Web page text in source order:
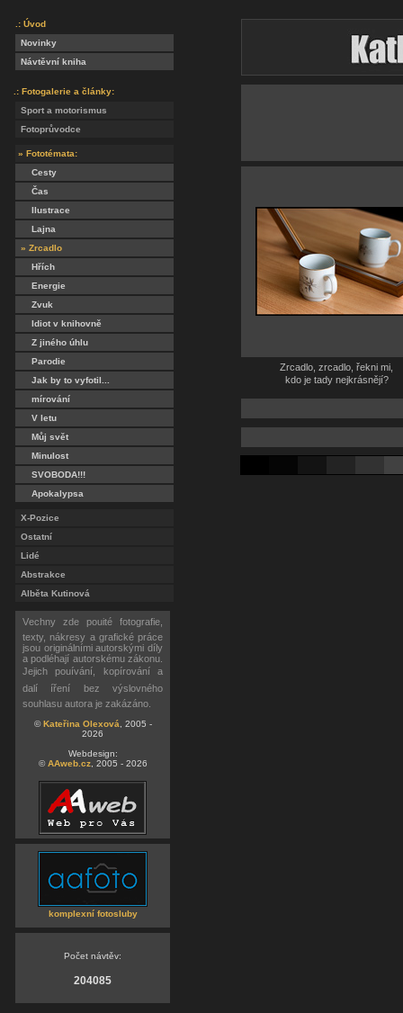
.: Úvod
Novinky
Návtěvní kniha
.: Fotogalerie a články:
Sport a motorismus
Fotoprůvodce
» Fototémata:
Cesty
Čas
Ilustrace
Lajna
» Zrcadlo
Hřích
Energie
Zvuk
Idiot v knihovně
Z jiného úhlu
Parodie
Jak by to vyfotil...
mírování
V letu
Můj svět
Minulost
SVOBODA!!!
Apokalypsa
X-Pozice
Ostatní
Lidé
Abstrakce
Alběta Kutinová
Vechny zde pouité fotografie,
texty, nákresy a grafické práce
jsou originálními autorskými díly
a podléhají autorskému zákonu.
Jejich pouívání, kopírování a
dalí íření bez výslovného
souhlasu autora je zakázáno.
©Kateřina Olexová , 2005 -
2026
Webdesign:
©AAweb.cz, 2005 - 2026
komplexní fotosluby
Počet návtěv:
204085
Zrcadlo, zrcadlo, řekni mi,
kdo je tady nejkrásnějí?